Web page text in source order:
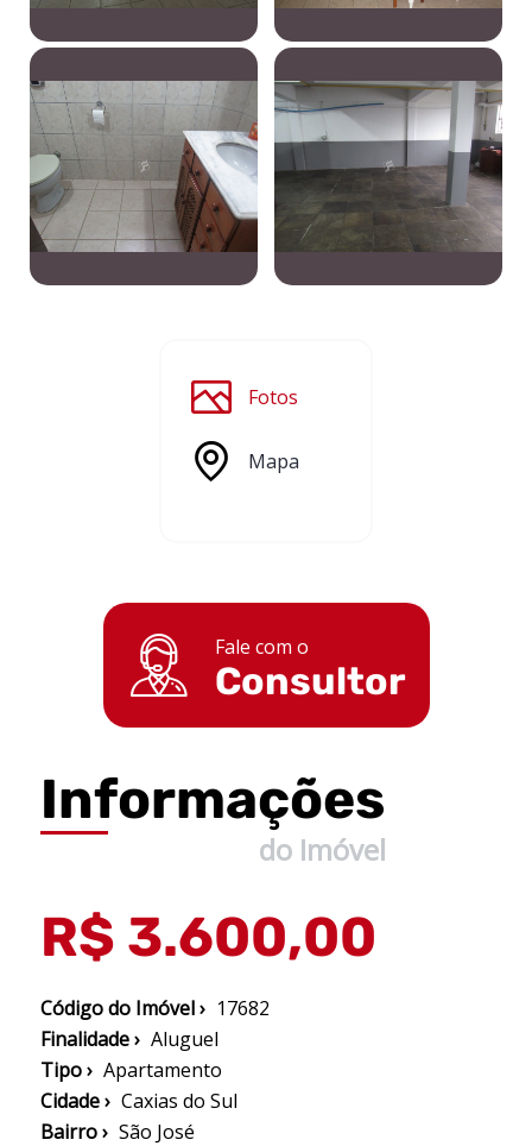
Fotos
Mapa
Fale com o
Consultor
Informações
do Imóvel
R$ 3.600,00
Código do Imóvel › 17682
Finalidade › Aluguel
Tipo › Apartamento
Cidade › Caxias do Sul
Bairro › São José